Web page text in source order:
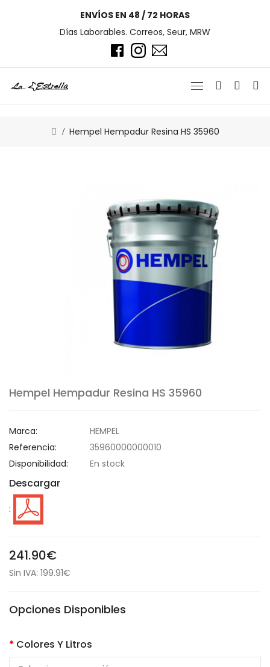
ENVÍOS EN 48 / 72 HORAS
Días Laborables. Correos, Seur, MRW
Hempel Hempadur Resina HS 35960
Hempel Hempadur Resina HS 35960
Marca:
HEMPEL
Referencia:
35960000000010
Disponibilidad:
En stock
Descargar
:
241.90€
Sin IVA: 199.91€
Opciones Disponibles
Colores Y Litros